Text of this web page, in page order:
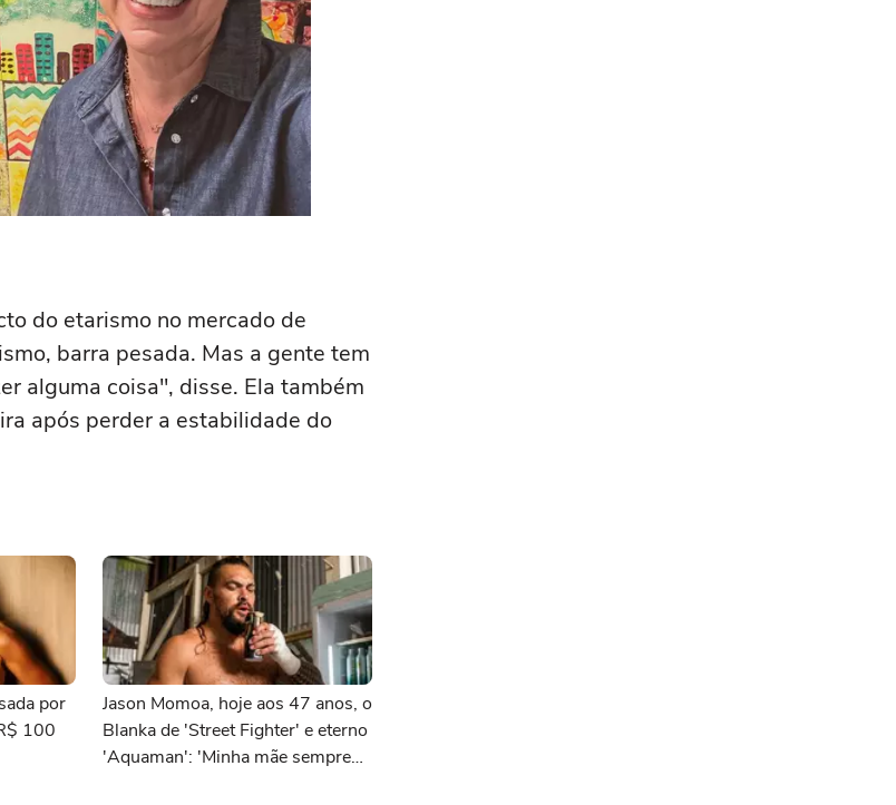
do etarismo no mercado de
barra pesada. Mas a gente tem
alguma coisa", disse. Ela também
após perder a estabilidade do
por
100
Jason Momoa, hoje aos 47 anos, o
Blanka de 'Street Fighter' e eterno
'Aquaman': 'Minha mãe sempre